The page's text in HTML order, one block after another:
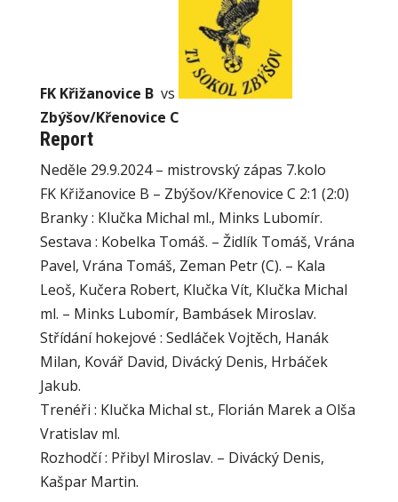
FK Křižanovice B vs
Zbýšov/Křenovice C
Report
Neděle 29.9.2024 – mistrovský zápas 7.kolo
FK Křižanovice B – Zbýšov/Křenovice C 2:1 (2:0)
Branky : Klučka Michal ml., Minks Lubomír.
Sestava : Kobelka Tomáš. – Židlík Tomáš, Vrána
Pavel, Vrána Tomáš, Zeman Petr (C). – Kala
Leoš, Kučera Robert, Klučka Vít, Klučka Michal
ml. – Minks Lubomír, Bambásek Miroslav.
Střídání hokejové : Sedláček Vojtěch, Hanák
Milan, Kovář David, Divácký Denis, Hrbáček
Jakub.
Trenéři : Klučka Michal st., Florián Marek a Olša
Vratislav ml.
Rozhodčí : Přibyl Miroslav. – Divácký Denis,
Kašpar Martin.